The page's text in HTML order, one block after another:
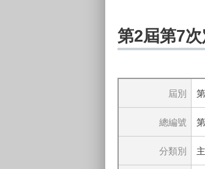
第2屆第7
屆別
總編號
分類別